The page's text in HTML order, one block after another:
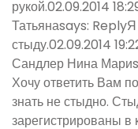
рукой.02.09.2014
Татьянаsays:
стыду.02.09.2014
Сандлер Нина
Хочу ответить Вам
знать не стыдно.
зарегистрированы в